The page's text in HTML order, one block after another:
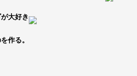
大好き
作る。